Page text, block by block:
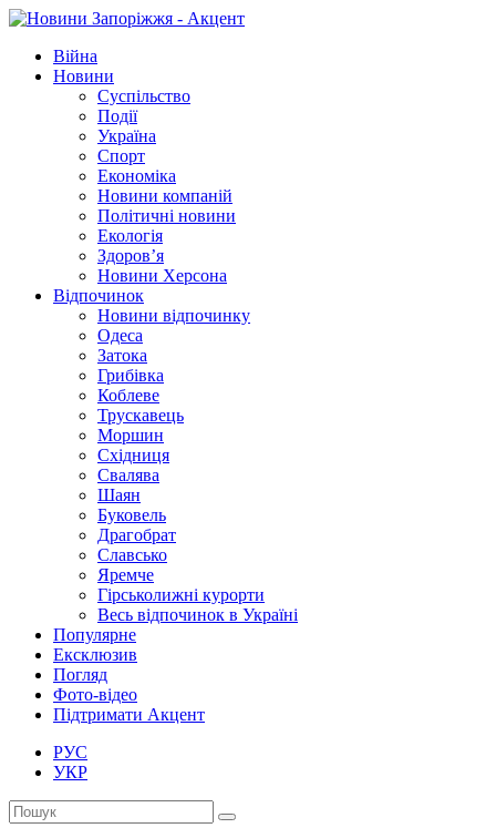
Війна
Новини
Суспільство
Події
Україна
Спорт
Економіка
Новини компаній
Політичні новини
Екологія
Здоров’я
Новини Херсона
Відпочинок
Новини відпочинку
Одеса
Затока
Грибівка
Коблеве
Трускавець
Моршин
Східниця
Свалява
Шаян
Буковель
Драгобрат
Славсько
Яремче
Гірськолижні курорти
Весь відпочинок в Україні
Популярне
Ексклюзив
Погляд
Фото-відео
Підтримати Акцент
РУС
УКР